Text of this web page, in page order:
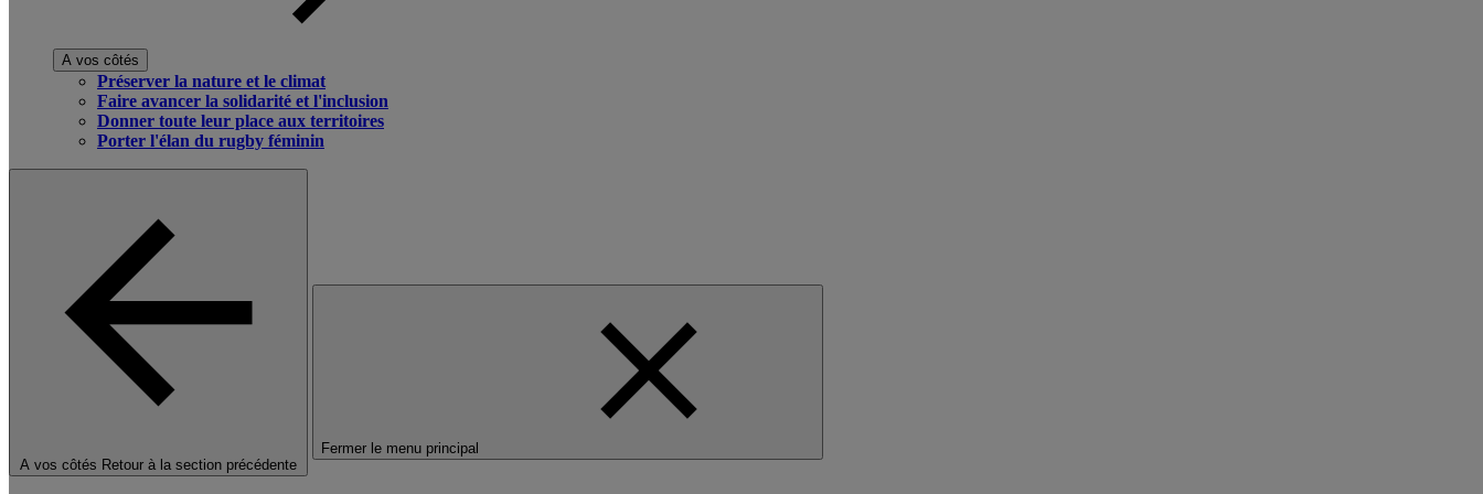
A vos côtés
Préserver la nature et le climat
Faire avancer la solidarité et l'inclusion
Donner toute leur place aux territoires
Porter l'élan du rugby féminin
A vos côtés Retour à la section précédente
Fermer le menu principal